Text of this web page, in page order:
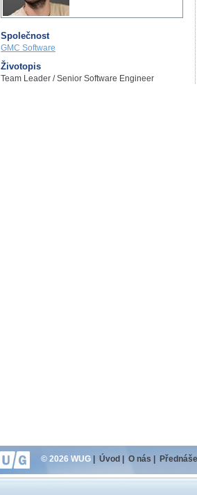
Společnost
GMC Software
Životopis
Team Leader / Senior Software Engineer
© 2026 WUG Úvod O nás